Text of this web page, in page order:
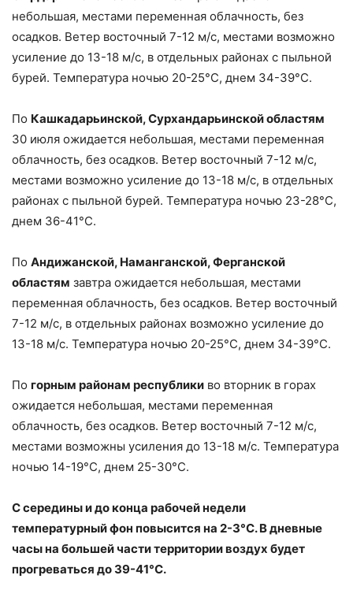
небольшая, местами переменная облачность, без
осадков. Ветер восточный 7-12 м/с, местами возможно
усиление до 13-18 м/с, в отдельных районах с пыльной
бурей. Температура ночью 20-25°С, днем 34-39°С.
По Кашкадарьинской, Сурхандарьинской областям
30 июля ожидается небольшая, местами переменная
облачность, без осадков. Ветер восточный 7-12 м/с,
местами возможно усиление до 13-18 м/с, в отдельных
районах с пыльной бурей. Температура ночью 23-28°С,
днем 36-41°С.
По Андижанской, Наманганской, Ферганской
областям завтра ожидается небольшая, местами
переменная облачность, без осадков. Ветер восточный
7-12 м/с, в отдельных районах возможно усиление до
13-18 м/с. Температура ночью 20-25°С, днем 34-39°С.
По горным районам республики во вторник в горах
ожидается небольшая, местами переменная
облачность, без осадков. Ветер восточный 7-12 м/с,
местами возможны усиления до 13-18 м/с. Температура
ночью 14-19°С, днем 25-30°С.
С середины и до конца рабочей недели
температурный фон повысится на 2-3°С. В дневные
часы на большей части территории воздух будет
прогреваться до 39-41°С.